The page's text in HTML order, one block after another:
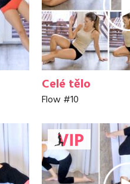
Celé tělo
Flow #10